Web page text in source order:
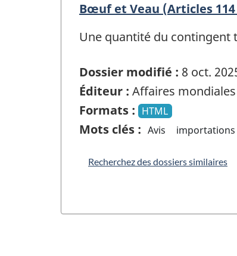
Bœuf et Veau (Articles
Une quantité du contingent
Dossier modifié : 8 oct.
Éditeur : Affaires
Formats : HTML
Mots clés : Avis importations
Recherchez des dossiers similaires